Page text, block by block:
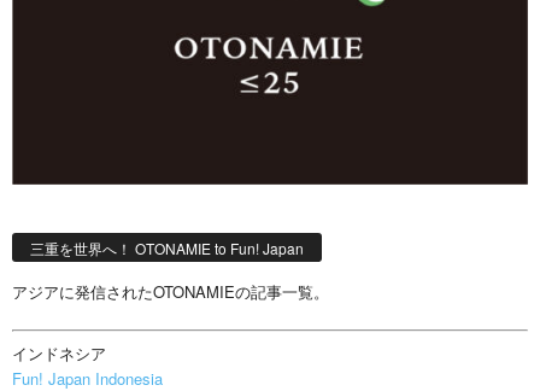
三重を世界へ！ OTONAMIE to Fun! Japan
アジアに発信されたOTONAMIEの記事一覧。
インドネシア
Fun! Japan Indonesia